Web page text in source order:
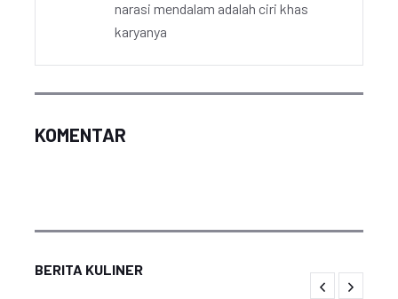
narasi mendalam adalah ciri khas
karyanya
KOMENTAR
BERITA KULINER